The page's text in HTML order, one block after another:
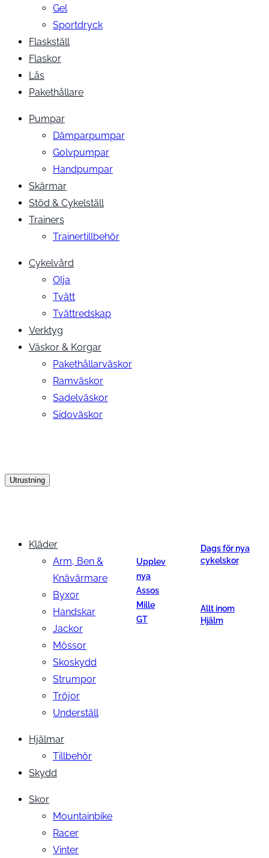
Gel
Sportdryck
Flaskställ
Flaskor
Lås
Pakethållare
Pumpar
Dämparpumpar
Golvpumpar
Handpumpar
Skärmar
Stöd & Cykelställ
Trainers
Trainertillbehör
Cykelvård
Olja
Tvätt
Tvättredskap
Verktyg
Väskor & Korgar
Pakethållarväskor
Ramväskor
Sadelväskor
Sidoväskor
Utrustning
Kläder
Arm, Ben &
Knävärmare
Byxor
Handskar
Jackor
Mössor
Skoskydd
Strumpor
Tröjor
Underställ
Hjälmar
Tillbehör
Skydd
Skor
Mountainbike
Racer
Vinter
Upplev
nya
Assos
Mille
GT
Dags för nya
cykelskor
Allt inom
Hjälm